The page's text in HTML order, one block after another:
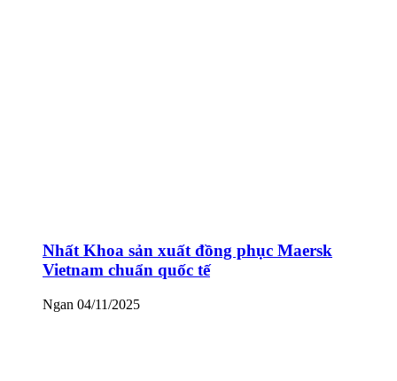
Nhất Khoa sản xuất đồng phục Maersk
Vietnam chuẩn quốc tế
Ngan 04/11/2025